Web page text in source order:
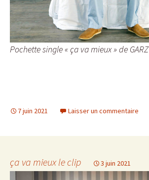
Pochette single « ça va mieux » de GARZ
7 juin 2021 Laisser un commentaire
ça va mieux le clip 3 juin 2021